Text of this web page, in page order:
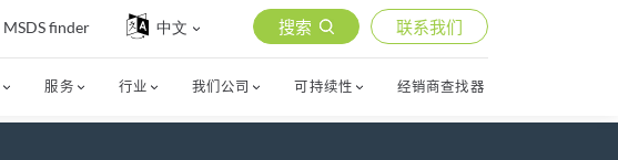
MSDS finder 中文 搜索 联系我们
服务 行业 我们公司 可持续性 经销商查找器